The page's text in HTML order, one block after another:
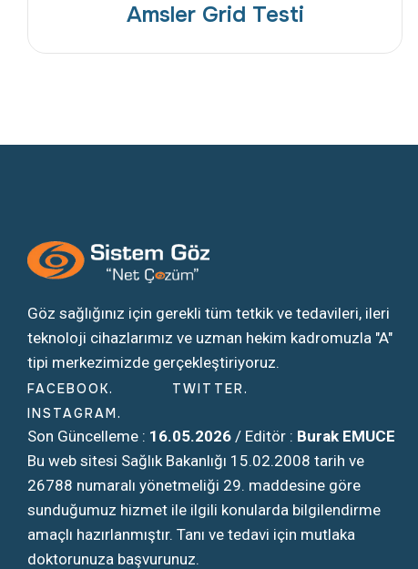
Amsler Grid Testi
Göz sağlığınız için gerekli tüm tetkik ve tedavileri, ileri
teknoloji cihazlarımız ve uzman hekim kadromuzla "A"
tipi merkezimizde gerçekleştiriyoruz.
FACEBOOK
TWITTER
INSTAGRAM
Son Güncelleme : 16.05.2026 / Editör : Burak EMUCE
Bu web sitesi Sağlık Bakanlığı 15.02.2008 tarih ve
26788 numaralı yönetmeliği 29. maddesine göre
sunduğumuz hizmet ile ilgili konularda bilgilendirme
amaçlı hazırlanmıştır. Tanı ve tedavi için mutlaka
doktorunuza başvurunuz.